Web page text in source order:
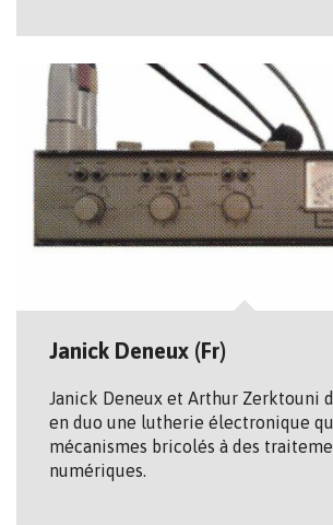
Janick Deneux (Fr)
Janick Deneux et Arthur Zerktouni
en duo une lutherie électronique
mécanismes bricolés à des
numériques.